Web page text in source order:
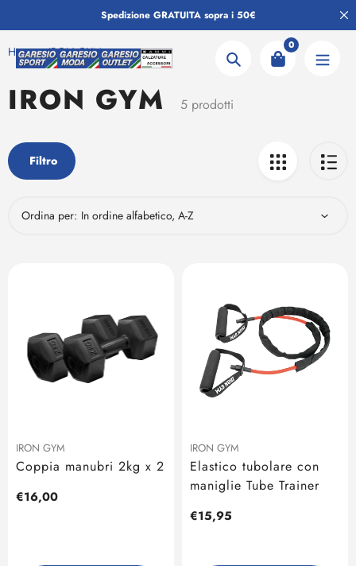
al
contenuto
Spedizione GRATUITA sopra i 50€
Ricerca
0
Home IRON GYM
Collezione:
IRON GYM 5 prodotti
Filtro
Ordina per:
IRON GYM
Coppia manubri 2kg x 2
Prezzo
€16,00
IRON GYM
Elastico tubolare con
maniglie Tube Trainer
Prezzo
€15,95